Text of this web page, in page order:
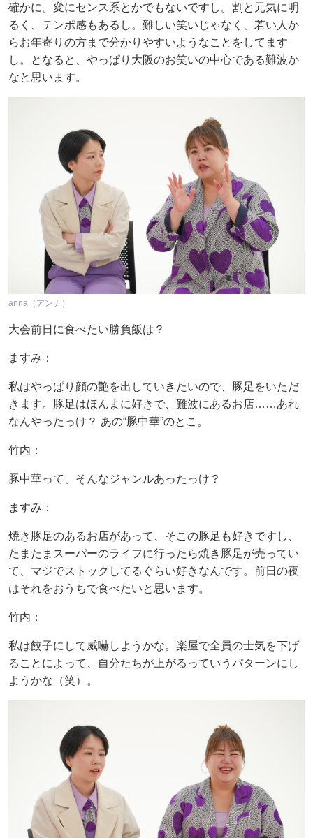
確かに。変にセンス系とかでもないですし。割と元気に明
るく、テンポ感もあるし。難しい笑いじゃなく、若い人か
らお年寄りの方まで分かりやすいようなことをしてます
し。となると、やっぱり大阪のお笑いの中心である難波か
なと思います。
anna（アンナ）
大会前日に食べたい勝負飯は？
ますみ：
私はやっぱり顔の艶を出していきたいので、豚足をいただ
きます。豚足はほんまに好きで、難波にあるお店……あれ
なんやったっけ？ あの“豚中華”のとこ。
竹内：
豚中華って、そんなジャンルあったっけ？
ますみ：
焼き豚足のあるお店があって、そこの豚足も好きですし、
たまたまスーパーのライフに行ったら焼き豚足が売ってい
て、マジでストックしてるぐらい好きなんです。前日の夜
はそれをおうちで食べたいと思います。
竹内：
私は餃子にして威嚇しようかな。楽屋で全員の士気を下げ
ることによって、自分たちが上がるっていうパターンにし
ようかな（笑）。